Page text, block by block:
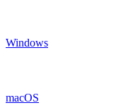
Windows
macOS